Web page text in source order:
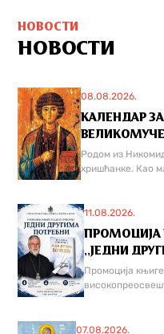
НОВОСТИ
НОВОСТИ
08.08.2026.
КАЛЕНДАР ЗА
Родом из
хришћанке. Као
11.08.2026.
ПРОМОЦИЈА
,,ЈЕДНИ
Промоција
07.08.2026.